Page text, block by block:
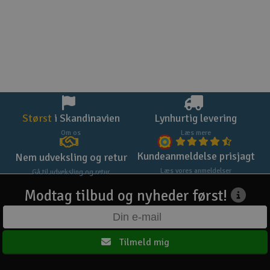
Størst i Skandinavien
Om os
Lynhurtig levering
Læs mere
Nem udveksling og retur
Gå til udveksling og retur
Kundeanmeldelse prisjagt
Læs vores anmeldelser
Modtag tilbud og nyheder først!
Tilmeld mig